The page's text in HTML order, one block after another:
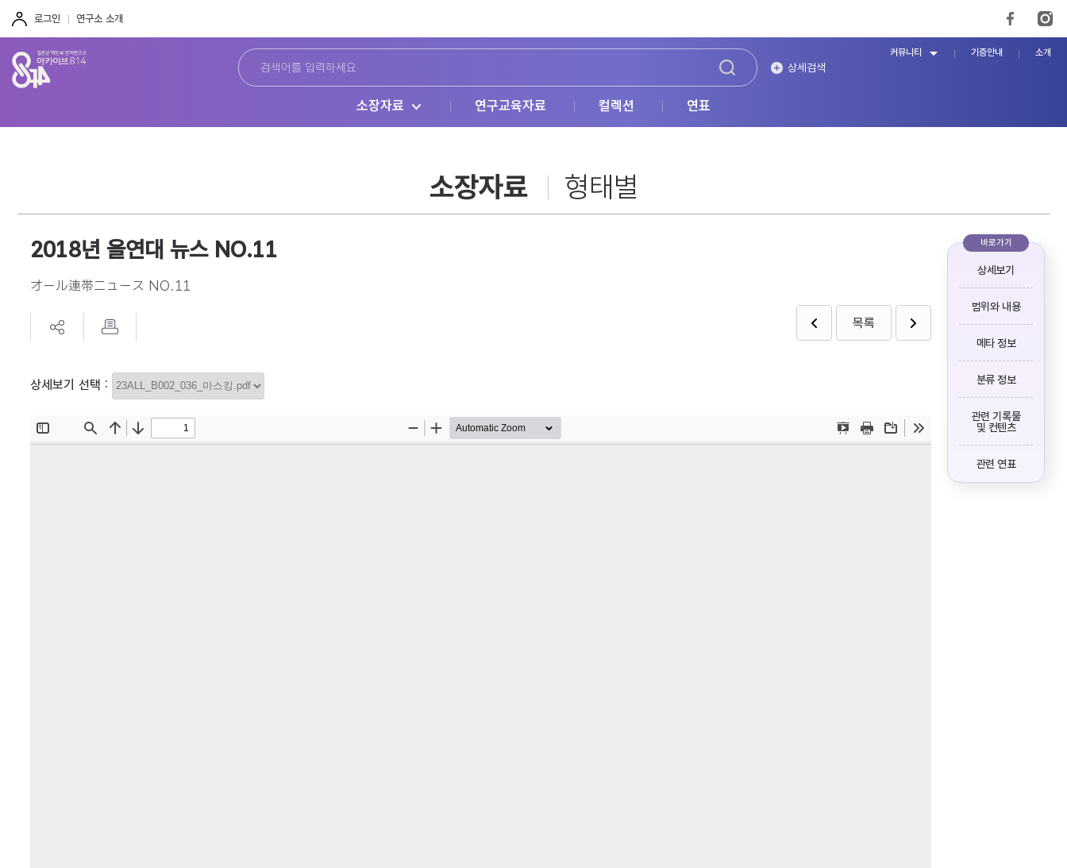
로그인 연구소 소개
상세검색
소장자료 연구교육자료 컬렉션 연표
커뮤니티 기증안내 소개
소장자료 형태별
2018년 올연대 뉴스 NO.11
オール連帯ニュース NO.11
목록
상세보기 선택 :
바로가기
상세보기
범위와 내용
메타 정보
분류 정보
관련 기록물
및 컨텐츠
관련 연표